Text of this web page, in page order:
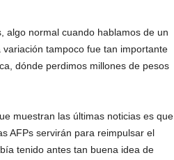
algo normal cuando hablamos de un
tampoco fue tan importante
dónde perdimos millones de pesos
muestran las últimas noticias es que
AFPs servirán para reimpulsar el
tenido antes tan buena idea de